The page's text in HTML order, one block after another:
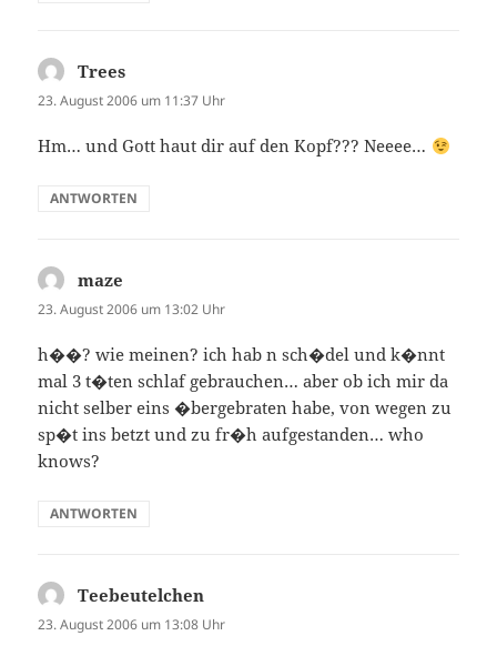
Trees
23. August 2006 um 11:37 Uhr
Hm… und Gott haut dir auf den Kopf??? Neeee…
ANTWORTEN
maze
23. August 2006 um 13:02 Uhr
h��? wie meinen? ich hab n sch�del und k�nnt
mal 3 t�ten schlaf gebrauchen… aber ob ich mir da
nicht selber eins �bergebraten habe, von wegen zu
sp�t ins betzt und zu fr�h aufgestanden… who
knows?
ANTWORTEN
Teebeutelchen
23. August 2006 um 13:08 Uhr